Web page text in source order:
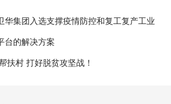
华集团入选支撑疫情防控和复工复产工业
台的解决方案
扶村 打好脱贫攻坚战！